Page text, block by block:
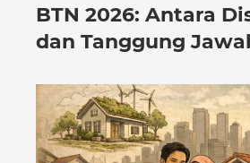
BTN 2026: Antara
dan Tanggung